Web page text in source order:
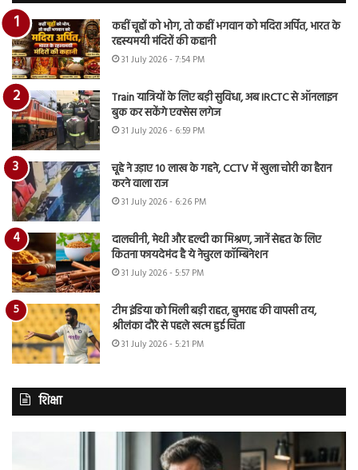
कहीं चूहों को भोग, तो कहीं भगवान को मदिरा अर्पित, भारत के
रहस्यमयी मंदिरों की कहानी
31 July 2026 - 7:54 PM
Train यात्रियों के लिए बड़ी सुविधा, अब IRCTC से ऑनलाइन
बुक कर सकेंगे एक्सेस लगेज
31 July 2026 - 6:59 PM
चूहे ने उड़ाए 10 लाख के गहने, CCTV में खुला चोरी का हैरान
करने वाला राज
31 July 2026 - 6:26 PM
दालचीनी, मेथी और हल्दी का मिश्रण, जानें सेहत के लिए
कितना फायदेमंद है ये नेचुरल कॉम्बिनेशन
31 July 2026 - 5:57 PM
टीम इंडिया को मिली बड़ी राहत, बुमराह की वापसी तय,
श्रीलंका दौरे से पहले खत्म हुई चिंता
31 July 2026 - 5:21 PM
शिक्षा